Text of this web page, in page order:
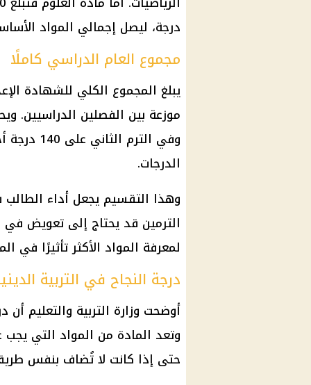
درجة، ليصل إجمالي المواد الأساسية إلى 140 درجة في الفصل
مجموع العام الدراسي كاملًا
وفي
الدرجات.
وهذا التقسيم يجعل أداء
الترمين قد يحتاج إلى تعويض في
لمعرفة المواد الأكثر تأثيرًا في
درجة النجاح في التربية
أوضحت وزارة التربية والتعليم
وتعد المادة من المواد التي يجب
حتى إذا كانت لا تُضاف بنفس